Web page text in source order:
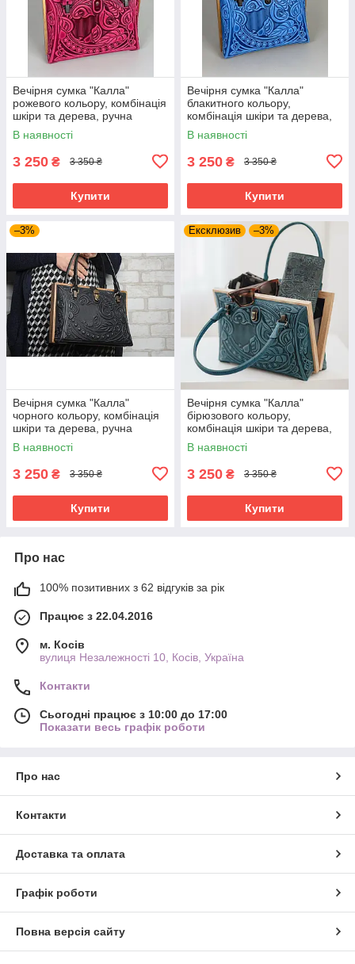
Вечірня сумка "Калла"
рожевого кольору, комбінація
шкіри та дерева, ручна
робота, 27×19×11 см
В наявності
3 250 ₴ 3 350 ₴
Купити
Вечірня сумка "Калла"
блакитного кольору,
комбінація шкіри та дерева,
ручна робота, 27×19×11 см
В наявності
3 250 ₴ 3 350 ₴
Купити
–3%
Вечірня сумка "Калла"
чорного кольору, комбінація
шкіри та дерева, ручна
робота, 27×19×11 см
В наявності
3 250 ₴ 3 350 ₴
Купити
Ексклюзив –3%
Вечірня сумка "Калла"
бірюзового кольору,
комбінація шкіри та дерева,
ручна робота, 27×19×11 см
В наявності
3 250 ₴ 3 350 ₴
Купити
Про нас
100% позитивних з 62 відгуків за рік
Працює з 22.04.2016
м. Косів
вулиця Незалежності 10, Косів, Україна
Контакти
Сьогодні працює з 10:00 до 17:00
Показати весь графік роботи
Про нас
Контакти
Доставка та оплата
Графік роботи
Повна версія сайту